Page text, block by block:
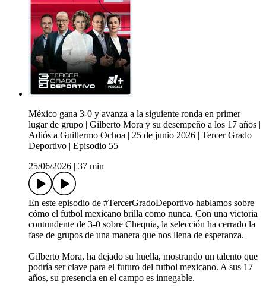
México gana 3-0 y avanza a la siguiente ronda en primer
lugar de grupo | Gilberto Mora y su desempeño a los 17 años |
Adiós a Guillermo Ochoa | 25 de junio 2026 | Tercer Grado
Deportivo | Episodio 55
25/06/2026
37 min
En este episodio de #TercerGradoDeportivo hablamos sobre
cómo el futbol mexicano brilla como nunca. Con una victoria
contundente de 3-0 sobre Chequia, la selección ha cerrado la
fase de grupos de una manera que nos llena de esperanza.
Gilberto Mora, ha dejado su huella, mostrando un talento que
podría ser clave para el futuro del futbol mexicano. A sus 17
años, su presencia en el campo es innegable.